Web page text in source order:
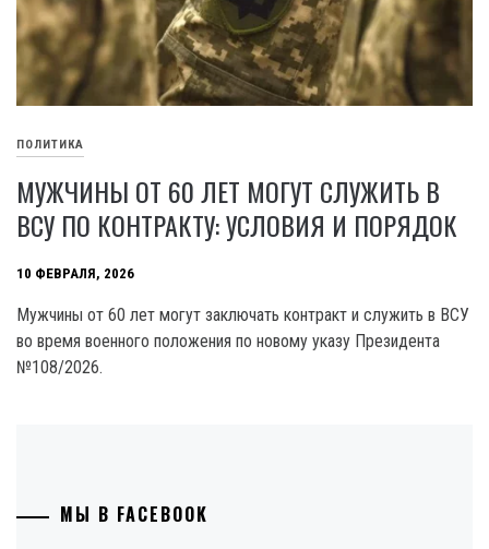
ПОЛИТИКА
МУЖЧИНЫ ОТ 60 ЛЕТ МОГУТ СЛУЖИТЬ В
ВСУ ПО КОНТРАКТУ: УСЛОВИЯ И ПОРЯДОК
10 ФЕВРАЛЯ, 2026
Мужчины от 60 лет могут заключать контракт и служить в ВСУ
во время военного положения по новому указу Президента
№108/2026.
МЫ В FACEBOOK